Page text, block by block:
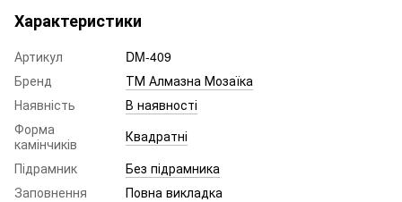
Характеристики
Артикул
DM-409
Бренд
ТМ Алмазна Мозаїка
Наявність
В наявності
Форма
камінчиків
Квадратні
Підрамник
Без підрамника
Заповнення
Повна викладка